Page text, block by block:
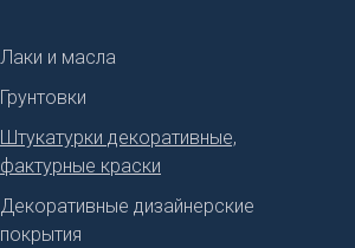
Лаки и масла
Грунтовки
Штукатурки декоративные,
фактурные краски
Декоративные дизайнерские
покрытия